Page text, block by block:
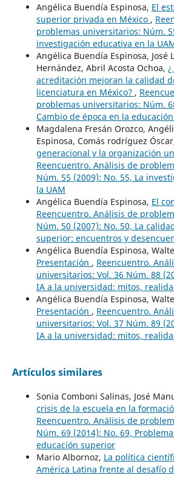
Angélica Buendía Espinosa, El
superior privada en México ,
problemas universitarios: Núm.
investigación educativa en la
Angélica Buendía Espinosa, José
Hernández, Abril Acosta Ochoa,
acreditación mejoran la calidad
licenciatura en México? ,
problemas universitarios: Núm.
Cambio de época en la
Magdalena Fresán Orozco,
Espinosa, Comás rodríguez
generacional y la organización
Reencuentro. Análisis de
Núm. 55 (2009): No. 55, La
la UAM
Angélica Buendía Espinosa, El
Reencuentro. Análisis de
Núm. 50 (2007): No. 50, La
superior: encuentros y
Angélica Buendía Espinosa,
Presentación , Reencuentro.
universitarios: Vol. 36 Núm. 88
IA a la universidad: mitos,
Angélica Buendía Espinosa,
Presentación , Reencuentro.
universitarios: Vol. 37 Núm. 89
IA a la universidad: mitos,
Artículos similares
Sonia Comboni Salinas, José
crisis de la escuela en la
Reencuentro. Análisis de
Núm. 69 (2014): No. 69,
educación superior
Mario Albornoz, La política
América Latina frente al desafío